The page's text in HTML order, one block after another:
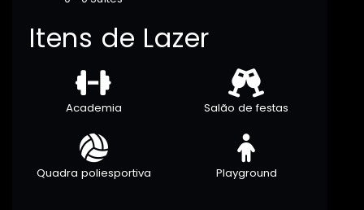
Itens de Lazer
Academia Salão de festas
Quadra poliesportiva Playground